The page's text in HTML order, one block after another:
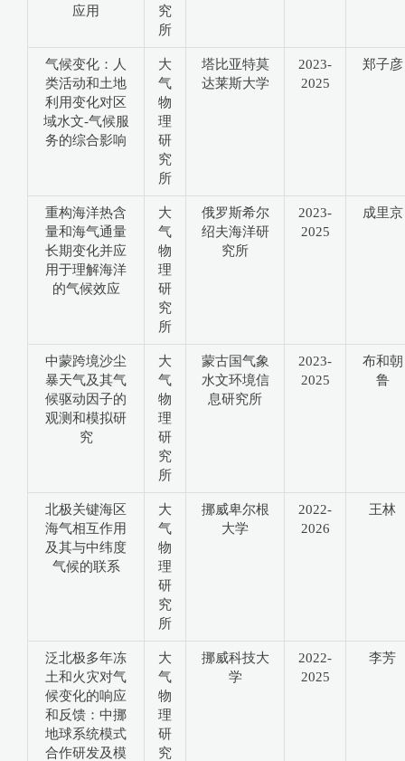
应用
究
所
气候变化：人
类活动和土地
利用变化对区
域水文-气候服
务的综合影响
大
气
物
理
研
究
所
塔比亚特莫
达莱斯大学
2023-
2025
郑子彦
重构海洋热含
量和海气通量
长期变化并应
用于理解海洋
的气候效应
大
气
物
理
研
究
所
俄罗斯希尔
绍夫海洋研
究所
2023-
2025
成里京
中蒙跨境沙尘
暴天气及其气
候驱动因子的
观测和模拟研
究
大
气
物
理
研
究
所
蒙古国气象
水文环境信
息研究所
2023-
2025
布和朝
鲁
北极关键海区
海气相互作用
及其与中纬度
气候的联系
大
气
物
理
研
究
所
挪威卑尔根
大学
2022-
2026
王林
泛北极多年冻
土和火灾对气
候变化的响应
和反馈：中挪
地球系统模式
合作研发及模
大
气
物
理
研
究
挪威科技大
学
2022-
2025
李芳